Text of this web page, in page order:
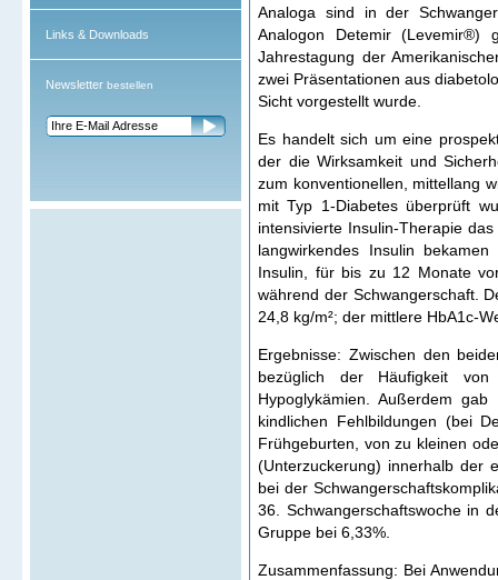
Analoga sind in der
Analogon Detemir
Jahrestagung der
zwei Präsentationen aus
Sicht vorgestellt wurde.
Es handelt sich um eine
der die Wirksamkeit und
zum konventionellen, mittellang
mit Typ 1-Diabetes überprüft
intensivierte Insulin-Therapie
langwirkendes Insulin
Insulin, für bis zu 12 Monate
während der Schwangerschaft.
24,8 kg/m²; der mittlere HbA1c-
Ergebnisse: Zwischen den
bezüglich der Häufigkeit
Hypoglykämien. Außerdem
kindlichen Fehlbildungen (bei
Frühgeburten, von zu kleinen
(Unterzuckerung) innerhalb der
bei der
36. Schwangerschaftswoche in
Gruppe bei 6,33%.
Zusammenfassung: Bei
Links & Downloads
Newsletter bestellen